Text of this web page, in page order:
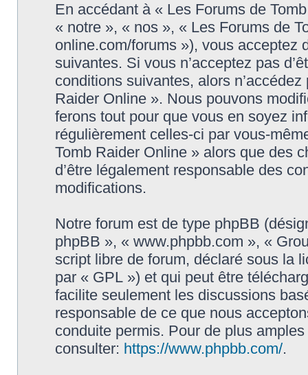
En accédant à « Les Forums de
« notre », « nos », « Les Forums de
online.com/forums »), vous acceptez
suivantes. Si vous n’acceptez pas
conditions suivantes, alors
Raider Online ». Nous pouvons
ferons tout pour que vous en soyez
régulièrement celles-ci par vous-
Tomb Raider Online » alors que des
d’être légalement responsable des
modifications.
Notre forum est de type phpBB
phpBB », « www.phpbb.com », «
script libre de forum, déclaré sous la
par « GPL ») et qui peut être
facilite seulement les discussions
responsable de ce que nous
conduite permis. Pour de plus
consulter: https://www.phpbb.com/.